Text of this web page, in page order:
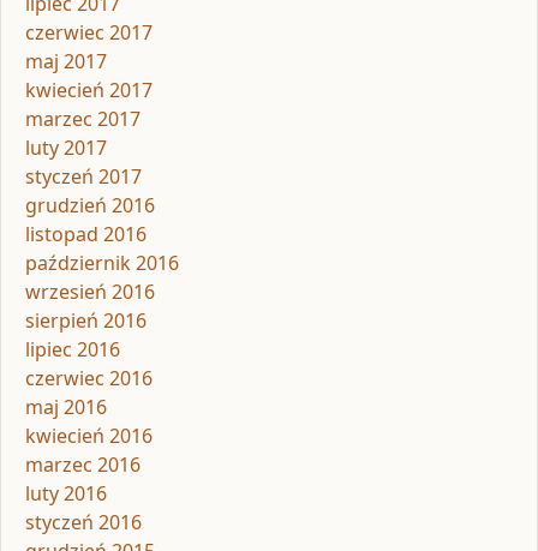
czerwiec 2017
maj 2017
kwiecień 2017
marzec 2017
luty 2017
styczeń 2017
grudzień 2016
listopad 2016
październik 2016
wrzesień 2016
sierpień 2016
lipiec 2016
czerwiec 2016
maj 2016
kwiecień 2016
marzec 2016
luty 2016
styczeń 2016